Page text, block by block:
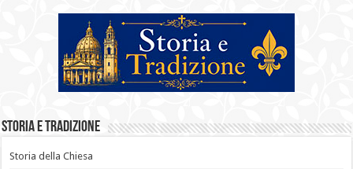
Storia e Tradizione
Storia della Chiesa